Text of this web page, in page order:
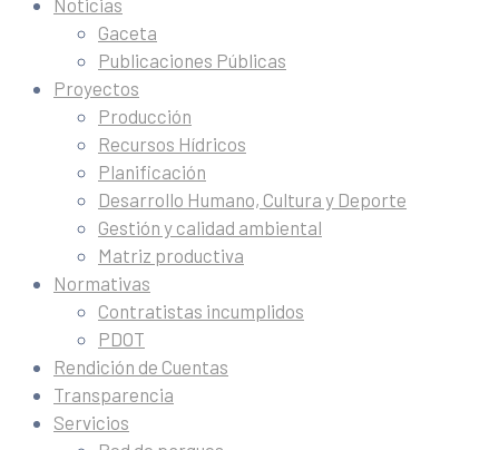
Noticias
Gaceta
Publicaciones Públicas
Proyectos
Producción
Recursos Hídricos
Planificación
Desarrollo Humano, Cultura y Deporte
Gestión y calidad ambiental
Matriz productiva
Normativas
Contratistas incumplidos
PDOT
Rendición de Cuentas
Transparencia
Servicios